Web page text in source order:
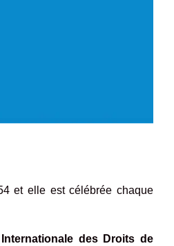
et elle est célébrée chaque
des Droits de